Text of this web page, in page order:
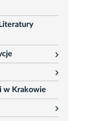
w Krakowie